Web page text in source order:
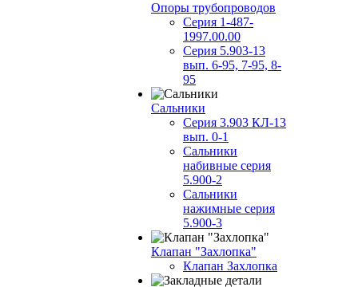
Опоры трубопроводов
Серия 1-487-
1997.00.00
Серия 5.903-13
вып. 6-95, 7-95, 8-
95
Сальники
Серия 3.903 КЛ-13
вып. 0-1
Сальники
набивные серия
5.900-2
Сальники
нажимные серия
5.900-3
Клапан "Захлопка"
Клапан Захлопка